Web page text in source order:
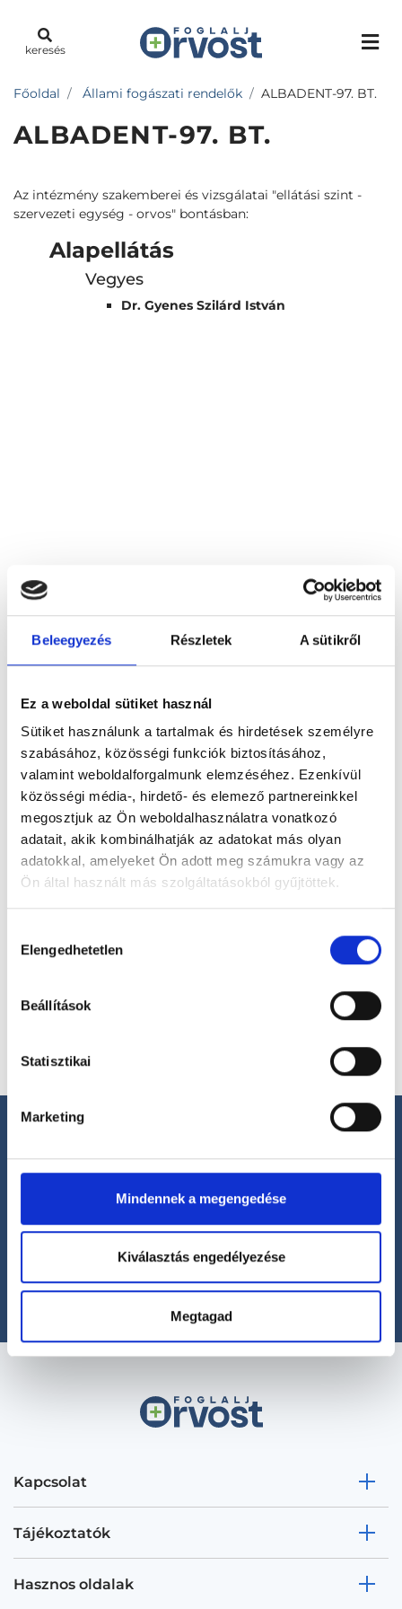
Beleegyezés Részletek A sütikről
Ez a weboldal sütiket használ
Sütiket használunk a tartalmak és hirdetések személyre
szabásához, közösségi funkciók biztosításához,
valamint weboldalforgalmunk elemzéséhez. Ezenkívül
közösségi média-, hirdető- és elemező partnereinkkel
megosztjuk az Ön weboldalhasználatra vonatkozó
adatait, akik kombinálhatják az adatokat más olyan
adatokkal, amelyeket Ön adott meg számukra vagy az
Ön által használt más szolgáltatásokból gyűjtöttek.
szabályzat:https://foglaljorvost.hu/info/foglaljorvost-
kiválasztása
Elengedhetetlen
Beállítások
Statisztikai
Marketing
Mindennek a megengedése
Kiválasztás engedélyezése
Megtagad
keresés
Főoldal Állami fogászati rendelők ALBADENT-97. BT.
ALBADENT-97. BT.
Az intézmény szakemberei és vizsgálatai "ellátási szint -
szervezeti egység - orvos" bontásban:
Alapellátás
Vegyes
Dr. Gyenes Szilárd István
ALBADENT-97. BT.
Foglalj időpontot megbízható
magánorvosokhoz most!
Válassz szakterületet
Segíthetünk?
+36 1 700-1398
(H-P: 8:00-20:00)
Kapcsolat
Tájékoztatók
Hasznos oldalak